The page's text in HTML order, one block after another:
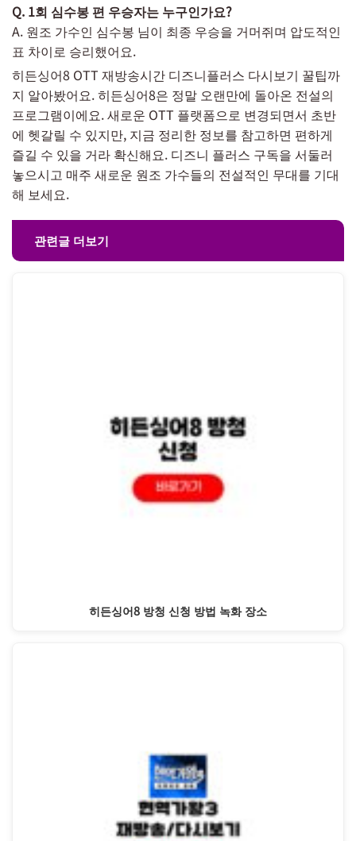
Q. 1회 심수봉 편 우승자는 누구인가요?
A. 원조 가수인 심수봉 님이 최종 우승을 거머쥐며 압도적인
표 차이로 승리했어요.
히든싱어8 OTT 재방송시간 디즈니플러스 다시보기 꿀팁까
지 알아봤어요. 히든싱어8은 정말 오랜만에 돌아온 전설의
프로그램이에요. 새로운 OTT 플랫폼으로 변경되면서 초반
에 헷갈릴 수 있지만, 지금 정리한 정보를 참고하면 편하게
즐길 수 있을 거라 확신해요. 디즈니 플러스 구독을 서둘러
놓으시고 매주 새로운 원조 가수들의 전설적인 무대를 기대
해 보세요.
관련글 더보기
히든싱어8 방청 신청 방법 녹화 장소